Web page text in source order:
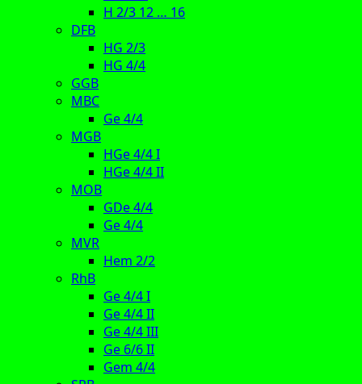
H 2/3 12 … 16
DFB
HG 2/3
HG 4/4
GGB
MBC
Ge 4/4
MGB
HGe 4/4 I
HGe 4/4 II
MOB
GDe 4/4
Ge 4/4
MVR
Hem 2/2
RhB
Ge 4/4 I
Ge 4/4 II
Ge 4/4 III
Ge 6/6 II
Gem 4/4